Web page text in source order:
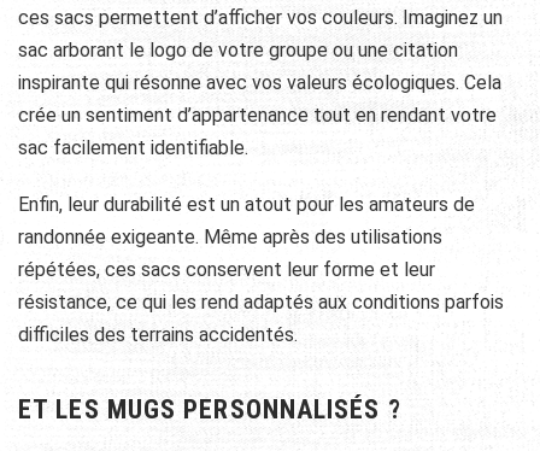
ces sacs permettent d’afficher vos couleurs. Imaginez un
sac arborant le logo de votre groupe ou une citation
inspirante qui résonne avec vos valeurs écologiques. Cela
crée un sentiment d’appartenance tout en rendant votre
sac facilement identifiable.
Enfin, leur durabilité est un atout pour les amateurs de
randonnée exigeante. Même après des utilisations
répétées, ces sacs conservent leur forme et leur
résistance, ce qui les rend adaptés aux conditions parfois
difficiles des terrains accidentés.
ET LES MUGS PERSONNALISÉS ?